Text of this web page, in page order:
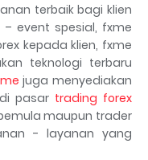
terbaik bagi klien
event spesial, fxme
kepada klien, fxme
teknologi terbaru
juga menyediakan
pasar trading forex
maupun trader
- layanan yang